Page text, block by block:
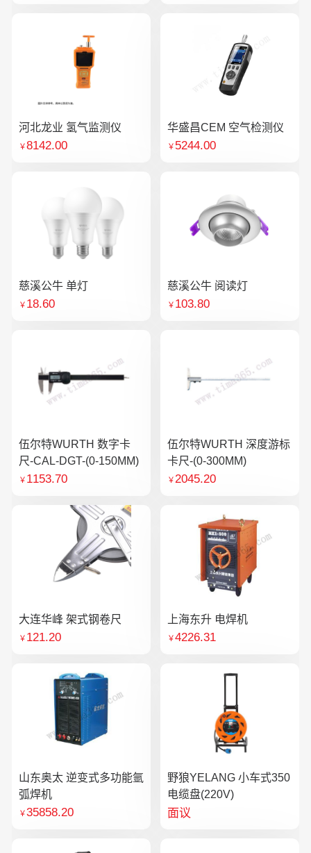
河北龙业 氢气监测仪
￥8142.00
华盛昌CEM 空气检测仪
￥ 5244.00
慈溪公牛 单灯
￥ 18.60
慈溪公牛 阅读灯
￥ 103.80
伍尔特WURTH 数字卡
尺-CAL-DGT-(0-150MM)
￥ 1153.70
伍尔特WURTH 深度游标
卡尺-(0-300MM)
￥2045.20
大连华峰 架式钢卷尺
￥ 121.20
上海东升 电焊机
￥4226.31
山东奥太 逆变式多功能氩
弧焊机
￥35858.20
野狼YELANG 小车式350
电缆盘(220V)
面议